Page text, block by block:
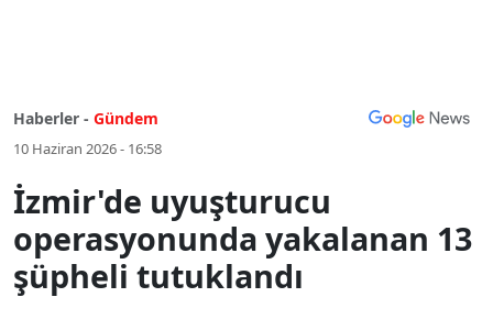
Haberler - Gündem
10 Haziran 2026 - 16:58
İzmir'de uyuşturucu
operasyonunda yakalanan 13
şüpheli tutuklandı